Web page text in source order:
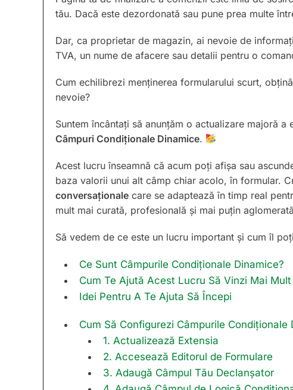
tău. Dacă este dezordonată sau pune prea multe
Dar, ca proprietar de magazin, ai nevoie de
TVA, un nume de afacere sau detalii pentru o
Cum echilibrezi menținerea formularului scurt,
nevoie?
Suntem încântați să anunțăm o actualizare majoră a
Câmpuri Condiționale Dinamice.
Acest lucru înseamnă că acum poți afișa sau
baza valorii unui alt câmp chiar acolo, în formular.
conversaționale care se adaptează în timp real
mult mai curată, profesională și mai puțin
Să vedem de ce este un lucru important și cum îl
Ce Sunt Câmpurile Condiționale Dinamice?
Cum Te Ajută Acest Lucru Să Vinzi Mai Mult
Idei Pentru A Te Ajuta Să Începi
Cum Să Configurezi Câmpurile Condiționale
1. Actualizează Extensia
2. Accesează Editorul de Formulare
3. Adaugă Câmpul Tău Declanșator